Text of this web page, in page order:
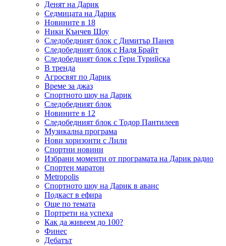
Денят на Дарик
Седмицата на Дарик
Новините в 18
Ники Кънчев Шоу
Следобедният блок с Димитър Панев
Следобедният блок с Надя Брайт
Следобедният блок с Гери Турийска
В тренда
Агросвят по Дарик
Време за джаз
Спортното шоу на Дарик
Следобедният блок
Новините в 12
Следобедният блок с Тодор Пантилеев
Музикална програма
Нови хоризонти с Лили
Спортни новини
Избрани моменти от програмата на Дарик радио
Спортен маратон
Metropolis
Спортното шоу на Дарик в аванс
Подкаст в ефира
Още по темата
Портрети на успеха
Как да живеем до 100?
Финес
Дебатът